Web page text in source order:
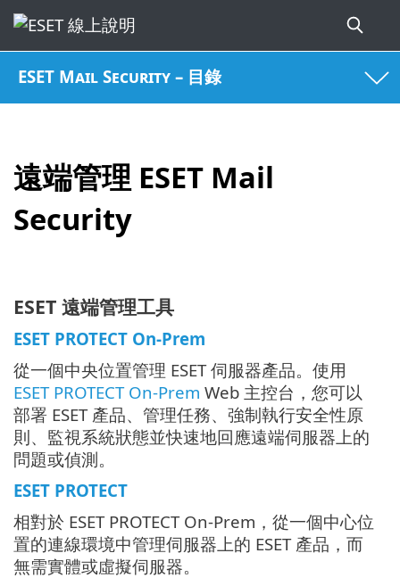
ESET Mail Security – 目錄
遠端管理 ESET Mail
Security
ESET 遠端管理工具
ESET PROTECT On-Prem
從一個中央位置管理 ESET 伺服器產品。使用
ESET PROTECT On-Prem Web 主控台，您可以
部署 ESET 產品、管理任務、強制執行安全性原
則、監視系統狀態並快速地回應遠端伺服器上的
問題或偵測。
ESET PROTECT
相對於 ESET PROTECT On-Prem，從一個中心位
置的連線環境中管理伺服器上的 ESET 產品，而
無需實體或虛擬伺服器。